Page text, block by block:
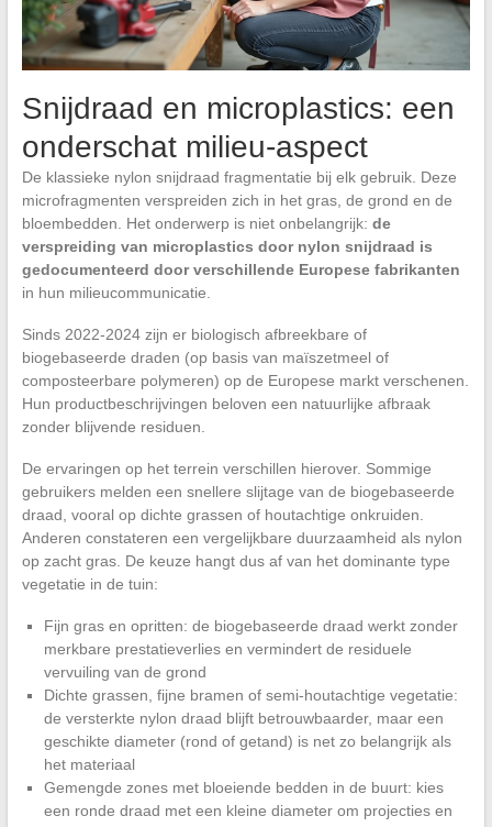
Snijdraad en microplastics: een
onderschat milieu-aspect
De klassieke nylon snijdraad fragmentatie bij elk gebruik. Deze
microfragmenten verspreiden zich in het gras, de grond en de
bloembedden. Het onderwerp is niet onbelangrijk: de
verspreiding van microplastics door nylon snijdraad is
gedocumenteerd door verschillende Europese fabrikanten
in hun milieucommunicatie.
Sinds 2022-2024 zijn er biologisch afbreekbare of
biogebaseerde draden (op basis van maïszetmeel of
composteerbare polymeren) op de Europese markt verschenen.
Hun productbeschrijvingen beloven een natuurlijke afbraak
zonder blijvende residuen.
De ervaringen op het terrein verschillen hierover. Sommige
gebruikers melden een snellere slijtage van de biogebaseerde
draad, vooral op dichte grassen of houtachtige onkruiden.
Anderen constateren een vergelijkbare duurzaamheid als nylon
op zacht gras. De keuze hangt dus af van het dominante type
vegetatie in de tuin:
Fijn gras en opritten: de biogebaseerde draad werkt zonder
merkbare prestatieverlies en vermindert de residuele
vervuiling van de grond
Dichte grassen, fijne bramen of semi-houtachtige vegetatie:
de versterkte nylon draad blijft betrouwbaarder, maar een
geschikte diameter (rond of getand) is net zo belangrijk als
het materiaal
Gemengde zones met bloeiende bedden in de buurt: kies
een ronde draad met een kleine diameter om projecties en